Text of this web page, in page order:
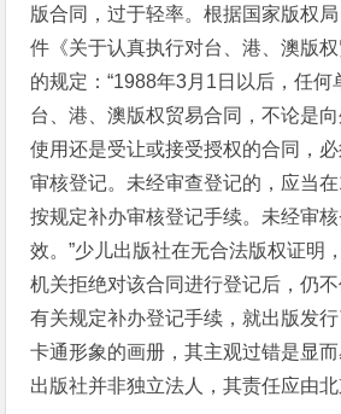
版合同，过于轻率。根据国家版权
件《关于认真执行对台、港、澳版
的规定：“1988年3月1日以后，任
台、港、澳版权贸易合同，不论是
使用还是受让或接受授权的合同，
审核登记。未经审查登记的，应当
按规定补办审核登记手续。未经审
效。”少儿出版社在无合法版权证明
机关拒绝对该合同进行登记后，仍
有关规定补办登记手续，就出版发
卡通形象的画册，其主观过错是显
出版社并非独立法人，其责任应由北